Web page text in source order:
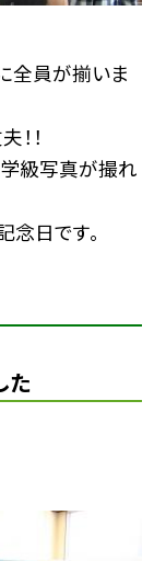
全員が揃いま
！！
学級写真が撮れ
念日です。
た